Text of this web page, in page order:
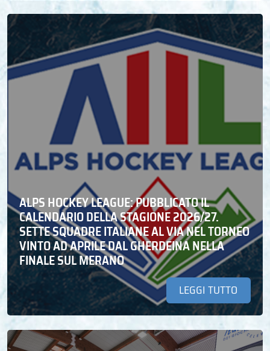
ALPS HOCKEY LEAGUE: PUBBLICATO IL
CALENDARIO DELLA STAGIONE 2026/27.
SETTE SQUADRE ITALIANE AL VIA NEL TORNEO
VINTO AD APRILE DAL GHERDEINA NELLA
FINALE SUL MERANO
LEGGI TUTTO